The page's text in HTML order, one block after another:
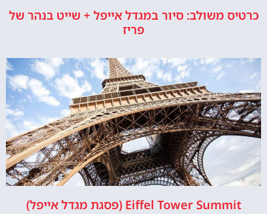
כרטיס משולב: סיור במגדל אייפל + שייט בנהר של
פריז
Eiffel Tower Summit (פסגת מגדל אייפל)